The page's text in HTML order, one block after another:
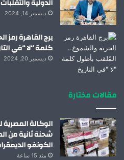
الدولية
ديسمبر 14, 2024
برج القاهرة رمز
كلمة “لا “في
ديسمبر 20, 2024
مقالات مختارة
الوكالة
شحنة ثانية من
الكونغو
منذ 15 ساعة